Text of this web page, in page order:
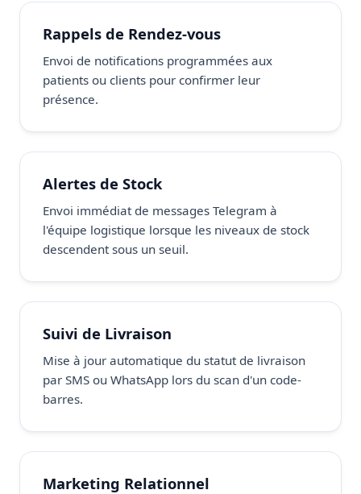
Rappels de Rendez-vous
Envoi de notifications programmées aux
patients ou clients pour confirmer leur
présence.
Alertes de Stock
Envoi immédiat de messages Telegram à
l'équipe logistique lorsque les niveaux de stock
descendent sous un seuil.
Suivi de Livraison
Mise à jour automatique du statut de livraison
par SMS ou WhatsApp lors du scan d'un code-
barres.
Marketing Relationnel